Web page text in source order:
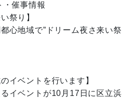
催事情報
祭り】
心地域で”ドリーム夜さ来い祭
イベントを行います】
イベントが10月17日に区立浜